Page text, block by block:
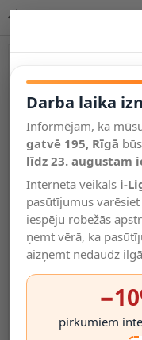
Salīdzināt
Vēlmju
saraksts
Darba laika
Informējam, ka
gatvē 195, Rīgā
līdz 23. augustam
Interneta veikals i-
pasūtījumus
iespēju robežās
ņemt vērā, ka
aizņemt nedaudz
pirkumiem